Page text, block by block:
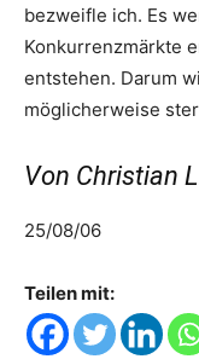
bezweifle ich. Es
Konkurrenzmärkte
entstehen. Darum
möglicherweise
Von Christian
25/08/06
Teilen mit: